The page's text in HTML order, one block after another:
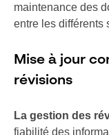
maintenance des
entre les différents
Mise à jour
révisions
La gestion des
fiabilité des